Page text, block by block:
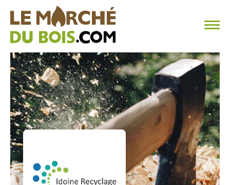
CHAUFFAGE AU BOIS
FAQ
CALCULER SA CONSOMMATION
TROUVER SON FOURNISSEUR
BLOG